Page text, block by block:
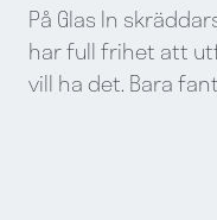
På Glas In
har full frihet att
vill ha det. Bara